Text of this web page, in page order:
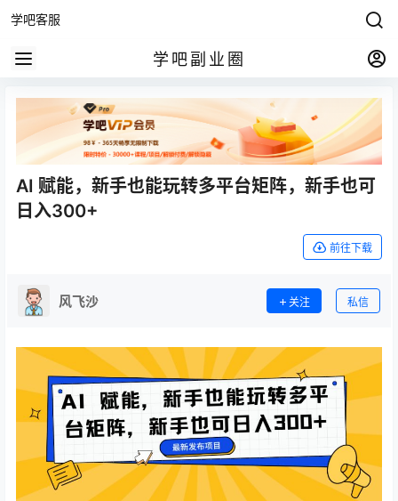
学吧客服
学吧副业圈
AI 赋能，新手也能玩转多平台矩阵，新手也可
日入300+
前往下载
风飞沙 关注 私信